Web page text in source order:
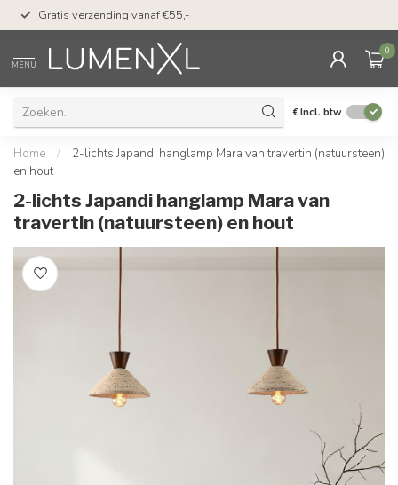
Gratis verzending vanaf €55,-
MENU
0
€Incl. btw
Home /
2-lichts Japandi hanglamp Mara van travertin (natuursteen)
en hout
2-lichts Japandi hanglamp Mara van
travertin (natuursteen) en hout